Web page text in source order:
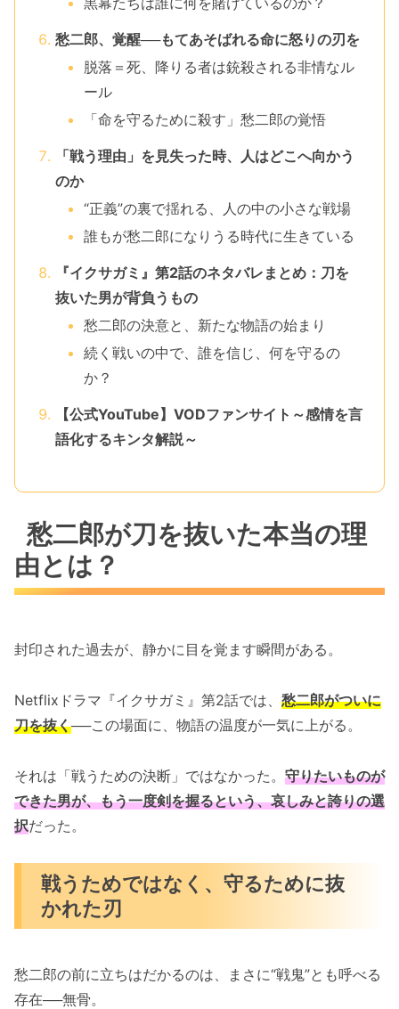
愁二郎、覚醒──もてあそばれる命に怒りの刃を
脱落＝死、降りる者は銃殺される非情なル
ール
「命を守るために殺す」愁二郎の覚悟
「戦う理由」を見失った時、人はどこへ向かう
のか
“正義”の裏で揺れる、人の中の小さな戦場
誰もが愁二郎になりうる時代に生きている
『イクサガミ』第2話のネタバレまとめ：刀を
抜いた男が背負うもの
愁二郎の決意と、新たな物語の始まり
続く戦いの中で、誰を信じ、何を守るの
か？
【公式YouTube】VODファンサイト～感情を言
語化するキンタ解説～
愁二郎が刀を抜いた本当の理
由とは？
封印された過去が、静かに目を覚ます瞬間がある。
Netflixドラマ『イクサガミ』第2話では、 愁二郎がついに
刀を抜く──この場面に、物語の温度が一気に上がる。
それは「戦うための決断」ではなかった。 守りたいものが
できた男が、もう一度剣を握るという、哀しみと誇りの選
択だった。
戦うためではなく、守るために抜
かれた刃
愁二郎の前に立ちはだかるのは、まさに“戦鬼”とも呼べる
存在──無骨。